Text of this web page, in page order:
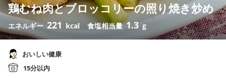
鶏むね肉とブロッコリーの照り焼き炒め
エネルギー 221 kcal 食塩相当量1.3 g
おいしい健康
15分以内